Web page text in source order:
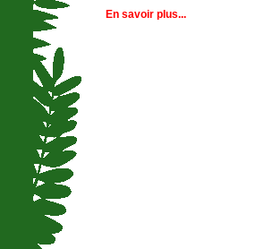
En savoir plus...